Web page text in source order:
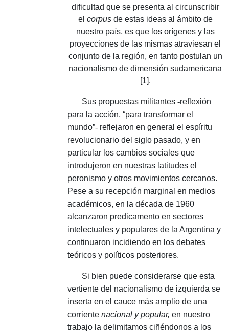
dificultad que se presenta al circunscribir
el corpusde estas ideas al ámbito de
nuestro país, es que los orígenes y las
proyecciones de las mismas atraviesan el
conjunto de la región, en tanto postulan un
nacionalismo de dimensión sudamericana
[1].
Sus propuestas militantes -reflexión
para la acción, “para transformar el
mundo”- reflejaron en general el espíritu
revolucionario del siglo pasado, y en
particular los cambios sociales que
introdujeron en nuestras latitudes el
peronismo y otros movimientos cercanos.
Pese a su recepción marginal en medios
académicos, en la década de 1960
alcanzaron predicamento en sectores
intelectuales y populares de la Argentina y
continuaron incidiendo en los debates
teóricos y políticos posteriores.
Si bien puede considerarse que esta
vertiente del nacionalismo de izquierda se
inserta en el cauce más amplio de una
corriente nacional y popular, en nuestro
trabajo la delimitamos ciñéndonos a los